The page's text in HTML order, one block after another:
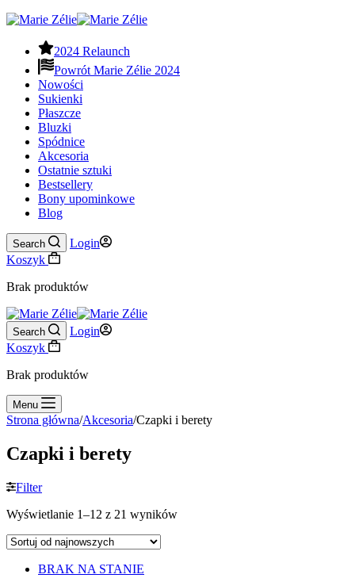
2024 Relaunch
Powrót Marie Zélie 2024
Nowości
Sukienki
Płaszcze
Bluzki
Spódnice
Akcesoria
Ostatnie sztuki
Bestsellery
Bony upominkowe
Blog
Search
Login
Koszyk
Brak produktów
Search
Login
Koszyk
Brak produktów
Menu
Strona główna/Akcesoria/Czapki i berety
Czapki i berety
Filter
Wyświetlanie 1–12 z 21 wyników
BRAK NA STANIE